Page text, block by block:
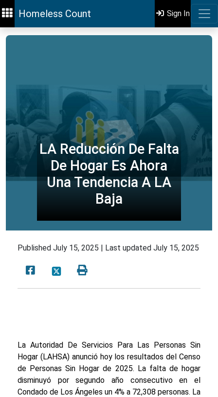
Homeless Count Sign In
LA Reducción De Falta
De Hogar Es Ahora
Una Tendencia A LA
Baja
Published July 15, 2025 | Last updated July 15, 2025
La Autoridad De Servicios Para Las Personas Sin
Hogar (LAHSA) anunció hoy los resultados del Censo
de Personas Sin Hogar de 2025. La falta de hogar
disminuyó por segundo año consecutivo en el
Condado de Los Ángeles un 4% a 72,308 personas. La